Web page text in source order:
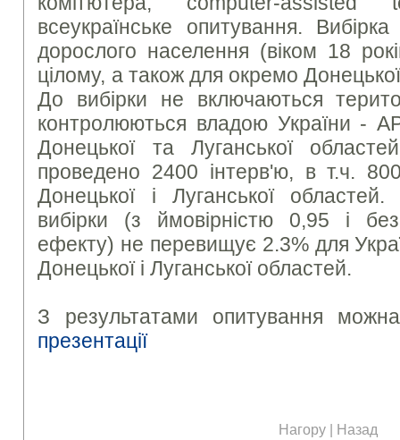
всеукраїнське опитування.
дорослого населення (віком 18
цілому, а також для окремо
До вибірки не включаються
контролюються владою України -
Донецької та Луганської
проведено 2400 інтерв'ю, в т.ч.
Донецької і Луганської
вибірки (з ймовірністю 0,95 і
ефекту) не перевищує 2.3% для
Донецької і Луганської областей.
З результатами опитування
презентації
Нагору | Назад